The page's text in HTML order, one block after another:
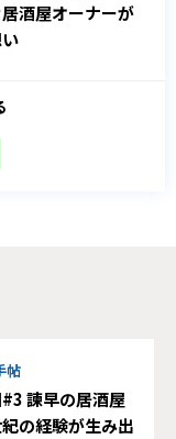
酒屋オーナーが
帖
諫早の居酒屋
の経験が生み出